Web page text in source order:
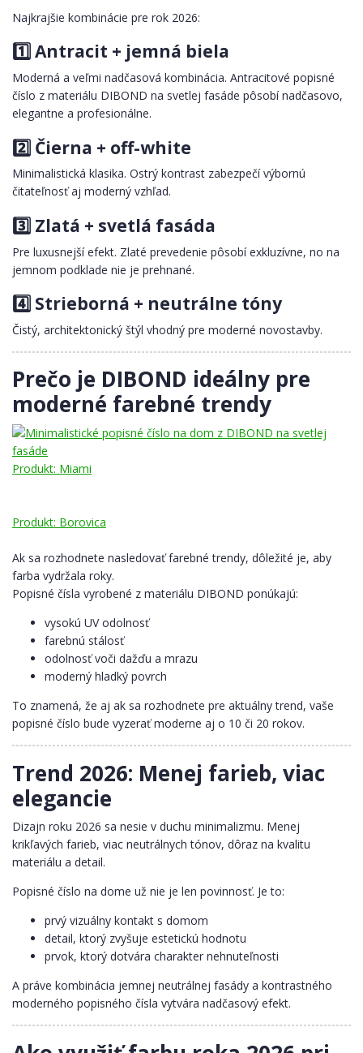
Najkrajšie kombinácie pre rok 2026:
1️⃣ Antracit + jemná biela
Moderná a veľmi nadčasová kombinácia. Antracitové popisné
číslo z materiálu DIBOND na svetlej fasáde pôsobí nadčasovo,
elegantne a profesionálne.
2️⃣ Čierna + off-white
Minimalistická klasika. Ostrý kontrast zabezpečí výbornú
čitateľnosť aj moderný vzhľad.
3️⃣ Zlatá + svetlá fasáda
Pre luxusnejší efekt. Zlaté prevedenie pôsobí exkluzívne, no na
jemnom podklade nie je prehnané.
4️⃣ Strieborná + neutrálne tóny
Čistý, architektonický štýl vhodný pre moderné novostavby.
Prečo je DIBOND ideálny pre
moderné farebné trendy
Produkt: Miami
Produkt: Borovica
Ak sa rozhodnete nasledovať farebné trendy, dôležité je, aby
farba vydržala roky.
Popisné čísla vyrobené z materiálu DIBOND ponúkajú:
vysokú UV odolnosť
farebnú stálosť
odolnosť voči dažďu a mrazu
moderný hladký povrch
To znamená, že aj ak sa rozhodnete pre aktuálny trend, vaše
popisné číslo bude vyzerať moderne aj o 10 či 20 rokov.
Trend 2026: Menej farieb, viac
elegancie
Dizajn roku 2026 sa nesie v duchu minimalizmu. Menej
krikľavých farieb, viac neutrálnych tónov, dôraz na kvalitu
materiálu a detail.
Popisné číslo na dome už nie je len povinnosť. Je to:
prvý vizuálny kontakt s domom
detail, ktorý zvyšuje estetickú hodnotu
prvok, ktorý dotvára charakter nehnuteľnosti
A práve kombinácia jemnej neutrálnej fasády a kontrastného
moderného popisného čísla vytvára nadčasový efekt.